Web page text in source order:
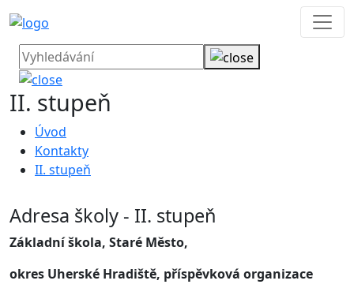
II. stupeň
Úvod
Kontakty
II. stupeň
Adresa školy - II. stupeň
Základní škola, Staré Město,
okres Uherské Hradiště, příspěvková organizace